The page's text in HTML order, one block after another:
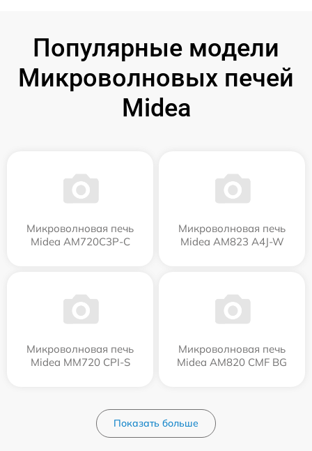
Популярные модели
Микроволновых печей
Midea
Микроволновая печь
Midea AM720C3P-C
Микроволновая печь
Midea AM823 A4J-W
Микроволновая печь
Midea MM720 CPI-S
Микроволновая печь
Midea AM820 CMF BG
Показать больше